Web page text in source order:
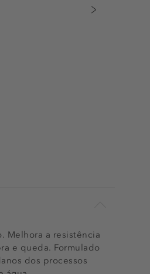
Melhora a resistência
e queda. Formulado
dos processos